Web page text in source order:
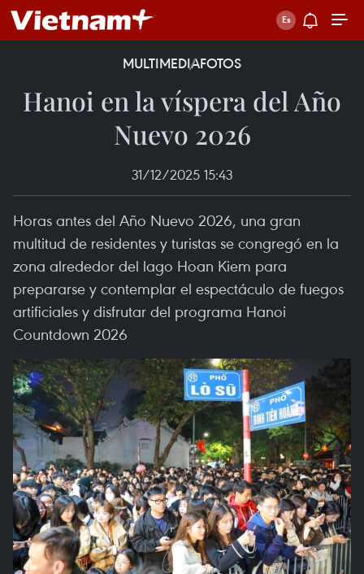
MULTIMEDIAFOTOS
Hanoi en la víspera del Año
Nuevo 2026
31/12/2025 15:43
Horas antes del Año Nuevo 2026, una gran
multitud de residentes y turistas se congregó en la
zona alrededor del lago Hoan Kiem para
prepararse y contemplar el espectáculo de fuegos
artificiales y disfrutar del programa Hanoi
Countdown 2026